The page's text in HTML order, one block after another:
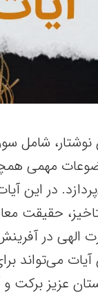
مهمی
در این
حقیقت
الهی در
آیات می‌تواند
عزیز برکت